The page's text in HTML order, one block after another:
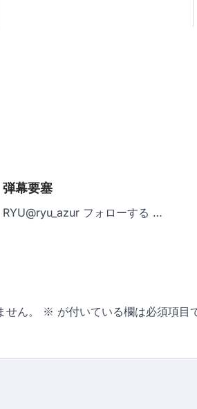
弾幕要塞
RYU@ryu_azur フォローする …
ん。 ※ が付いている欄は必須項目